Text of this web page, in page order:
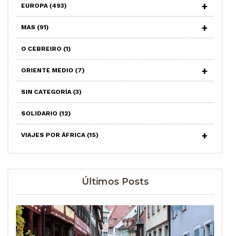
EUROPA (493)
MAS (91)
O CEBREIRO (1)
ORIENTE MEDIO (7)
SIN CATEGORÍA (3)
SOLIDARIO (12)
VIAJES POR ÁFRICA (15)
Últimos Posts